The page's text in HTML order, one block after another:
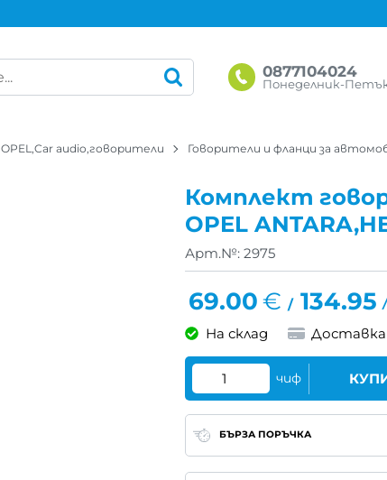
0877104024
Понеделник-
OPEL,Car audio,говорители Говорители и фланци за
Комплект
OPEL
Арт.№: 2975
69.00€ / 134.95
На склад
чиф
БЪРЗА ПОРЪЧКА